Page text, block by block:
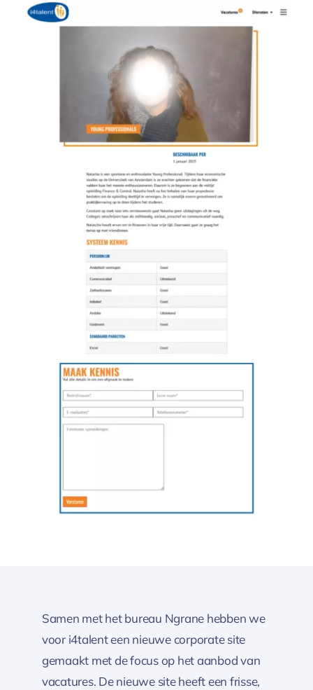
Samen met het bureau Ngrane hebben we
voor i4talent een nieuwe corporate site
gemaakt met de focus op het aanbod van
vacatures. De nieuwe site heeft een frisse,